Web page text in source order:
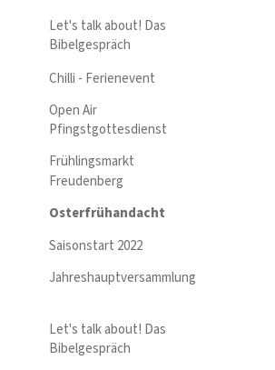
Let's talk about! Das
Bibelgespräch
Chilli - Ferienevent
Open Air
Pfingstgottesdienst
Frühlingsmarkt
Freudenberg
Osterfrühandacht
Saisonstart 2022
Jahreshauptversammlung
Let's talk about! Das
Bibelgespräch